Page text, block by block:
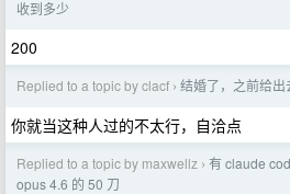
收到多少
200
Replied to a topic by clacf › 结婚了，之前给出
你就当这种人过的不太行，自洽点
Replied to a topic by maxwellz › 有 claude
opus 4.6 的 50 刀